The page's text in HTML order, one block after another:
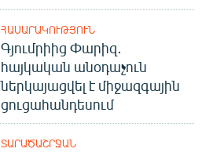
ՀԱՍԱՐԱԿՈՒԹՅՈՒՆ
Գյումրիից Փարիզ․
հայկական անօդաչուն
ներկայացվել է միջազգային
ցուցահանդեսում
ՏԱՐԱԾԱՇՐՋԱՆ